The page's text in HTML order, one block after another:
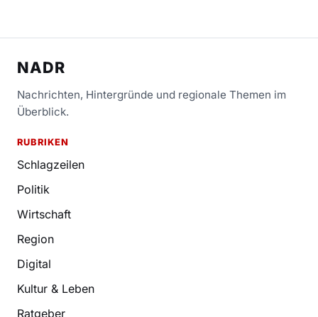
NADR
Nachrichten, Hintergründe und regionale Themen im
Überblick.
RUBRIKEN
Schlagzeilen
Politik
Wirtschaft
Region
Digital
Kultur & Leben
Ratgeber